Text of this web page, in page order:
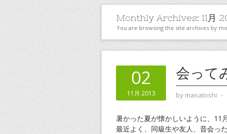
Monthly Archives: 11月
You are browsing the site archives by
02
11月 2013
会って
by masatoshi ⋅
暑かった夏が懐かしいように、11
最近よく、同級生や友人、昔会っ